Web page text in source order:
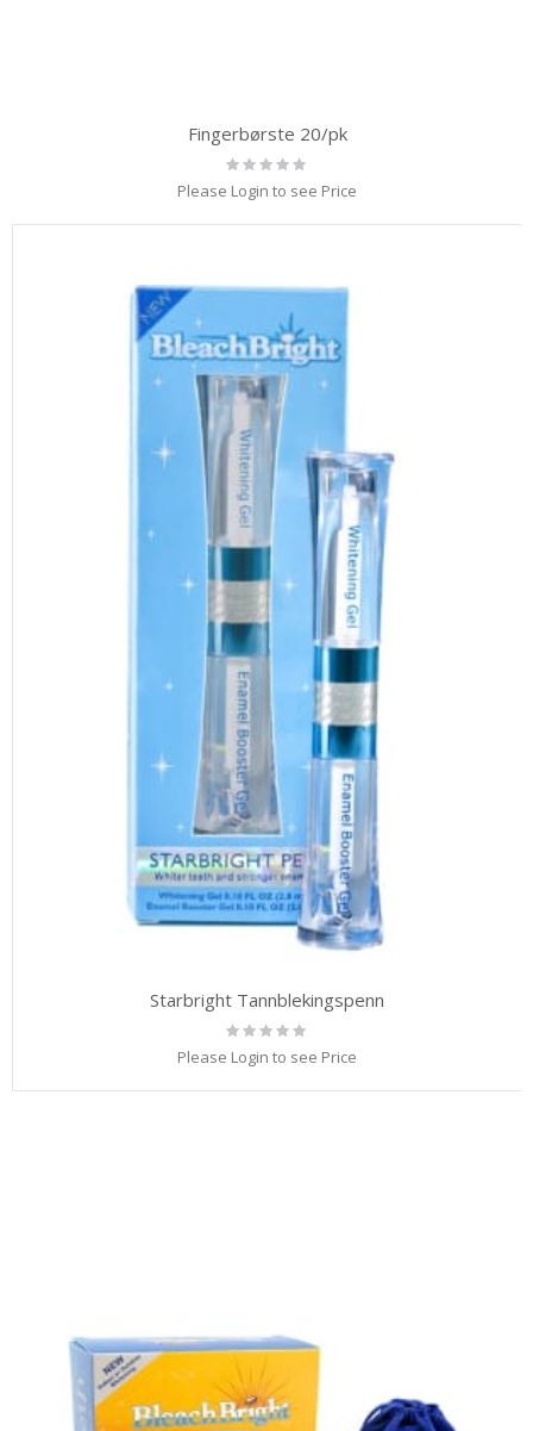
Fingerbørste 20/pk
Rating:
0%
Please Login to see Price
Starbright Tannblekingspenn
Rating:
0%
Please Login to see Price